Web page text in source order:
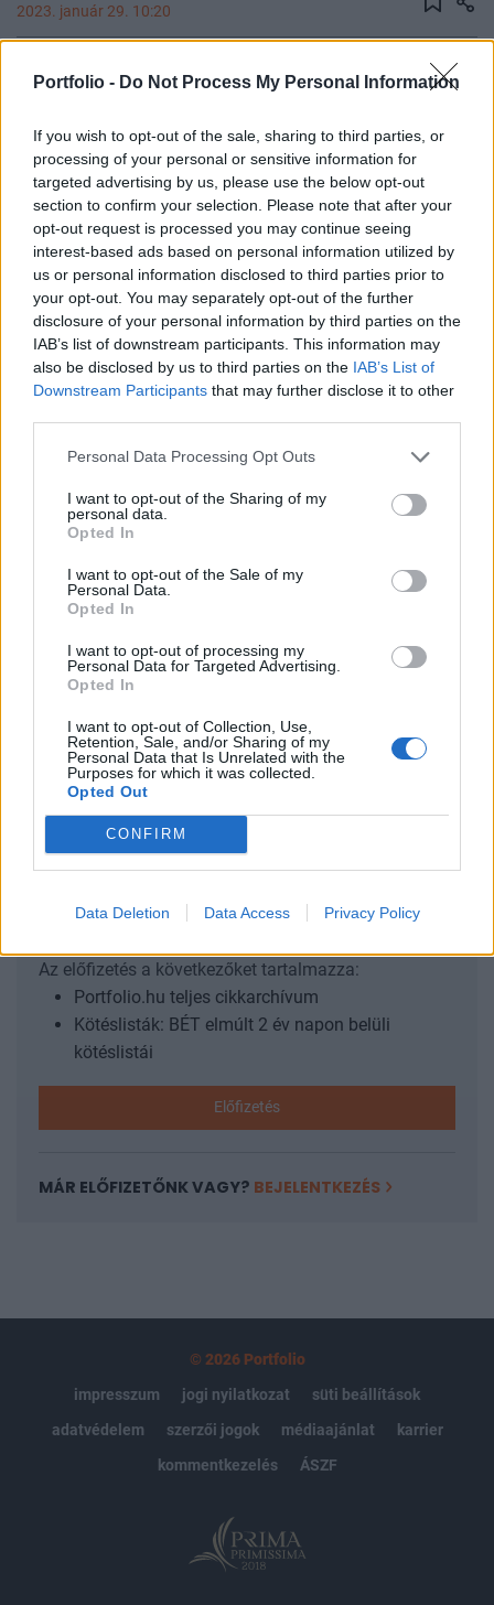
Portfolio - Do Not Process My Personal Information
If you wish to opt-out of the sale, sharing to third parties, or
processing of your personal or sensitive information for
targeted advertising by us, please use the below opt-out
section to confirm your selection. Please note that after your
opt-out request is processed you may continue seeing
interest-based ads based on personal information utilized by
us or personal information disclosed to third parties prior to
your opt-out. You may separately opt-out of the further
disclosure of your personal information by third parties on the
IAB’s list of downstream participants. This information may
also be disclosed by us to third parties on the IAB’s List of
Downstream Participants that may further disclose it to other
Personal Data Processing Opt Outs
I want to opt-out of the Sharing of my
personal data.
Opted In
I want to opt-out of the Sale of my
Personal Data.
Opted In
I want to opt-out of processing my
Personal Data for Targeted Advertising.
Opted In
I want to opt-out of Collection, Use,
Retention, Sale, and/or Sharing of my
Personal Data that Is Unrelated with the
Purposes for which it was collected.
Opted Out
CONFIRM
Data Deletion Data Access Privacy Policy
2023. január 29. 10:20
Egy merénylő péntek este tüzet nyitott egy, Kelet-
Jeruzsálem zsidók lakta negyedében lévő
zsinagóga előtt, a terrortámadásban hét ember
meghalt, az elkövetőt a rendőrök menekülés
közben lelőtték. Az izraeli hatóságok lezárták a
jeruzsálemi zsinagógában elkövetett
terrormerénylet végrehajtójának otthonát, a
lakókat kiköltöztették - jelentette az izraeli
katonai rádió vasárnap reggel. Ma az izraeli
biztonsági kabinet ülésén várhatóan megvitatják
egy olyan törvényjavaslat beterjesztését is, amely
megsemmisítené a terroristatámadást támogató
nemzetbiztonsági miniszter, Itamar Bengvír, aki
szintén tagja a biztonsági kabinetnek, hamarosan
törvényjavaslatot nyújt be a terroristák
Egy 21 éves merénylő péntek este nyitott tüzet egy, Kelet-
a terrortámadásban hét ember meghalt, az elkövetőt a
rendőrök menekülés közben lelőtték. Az izraeli biztonsági
fémajtó behegesztésével lezárták a péntek este
Jeruzsálemben hét embert meggyilkoló...
KEDVES OLVASÓNK!
A keresett cikk a portfolio.hu hírarchívumához
tartozik, melynek olvasása előfizetéses
regisztrációhoz kötött.
Az előfizetés a következőket tartalmazza:
Portfolio.hu teljes cikkarchívum
Kötéslisták: BÉT elmúlt 2 év napon belüli
kötéslistái
Előfizetés
MÁR ELŐFIZETŐNK VAGY? BEJELENTKEZÉS
© 2026 Portfolio
impresszum
jogi nyilatkozat
süti beállítások
adatvédelem
szerzői jogok médiaajánlat
karrier
kommentkezelés
ÁSZF